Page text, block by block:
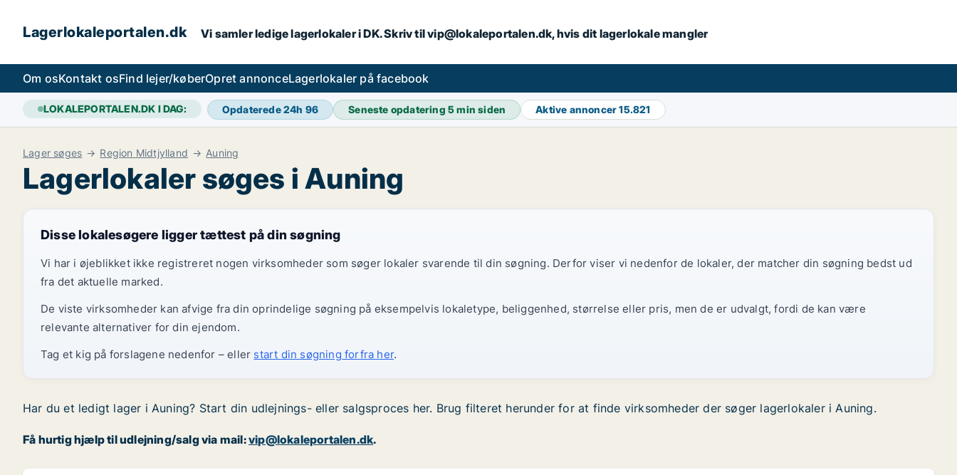
Lagerlokaleportalen.dk Vi samler ledige lagerlokaler i DK. Skriv til vip@lokaleportalen.dk, hvis dit lagerlokale mangler
Om osKontakt osFind lejer/køberOpret annonceLagerlokaler på facebook
LOKALEPORTALEN.DK I DAG: Opdaterede 24h 96 Seneste opdatering5 min siden Aktive annoncer15.821
Lager søges Region Midtjylland Auning
Lagerlokaler søges i Auning
Disse lokalesøgere ligger tættest på din søgning
Vi har i øjeblikket ikke registreret nogen virksomheder som søger lokaler svarende til din søgning. Derfor viser vi nedenfor de lokaler, der matcher din søgning bedst ud
fra det aktuelle marked.
De viste virksomheder kan afvige fra din oprindelige søgning på eksempelvis lokaletype, beliggenhed, størrelse eller pris, men de er udvalgt, fordi de kan være
relevante alternativer for din ejendom.
Tag et kig på forslagene nedenfor – eller start din søgning forfra her.
Har du et ledigt lager i Auning? Start din udlejnings- eller salgsproces her. Brug filteret herunder for at finde virksomheder der søger lagerlokaler i Auning.
Få hurtig hjælp til udlejning/salg via mail:vip@lokaleportalen.dk.